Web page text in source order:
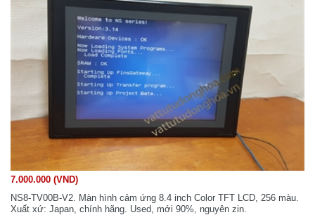
7.000.000 (VND)
NS8-TV00B-V2. Màn hình cảm ứng 8.4 inch Color TFT LCD, 256 màu.
Xuất xứ: Japan, chính hãng. Used, mới 90%, nguyên zin.